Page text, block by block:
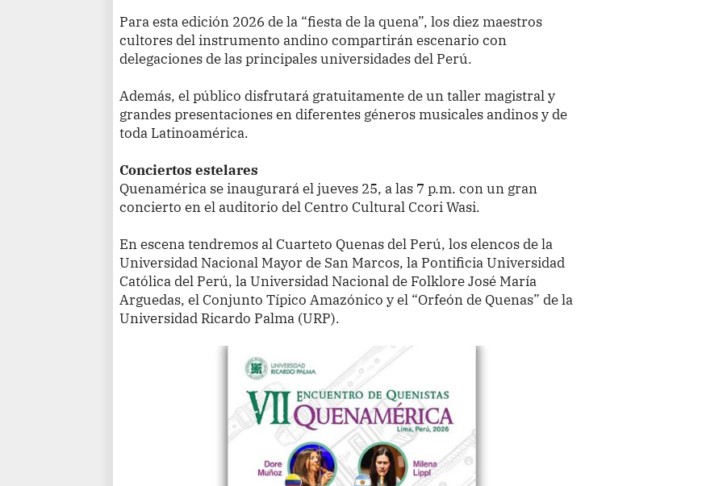
Para esta edición 2026 de la “fiesta de la quena”, los diez maestros
cultores del instrumento andino compartirán escenario con
delegaciones de las principales universidades del Perú.
Además, el público disfrutará gratuitamente de un taller magistral y
grandes presentaciones en diferentes géneros musicales andinos y de
toda Latinoamérica.
Conciertos estelares
Quenamérica se inaugurará el jueves 25, a las 7 p.m. con un gran
concierto en el auditorio del Centro Cultural Ccori Wasi.
En escena tendremos al Cuarteto Quenas del Perú, los elencos de la
Universidad Nacional Mayor de San Marcos, la Pontificia Universidad
Católica del Perú, la Universidad Nacional de Folklore José María
Arguedas, el Conjunto Típico Amazónico y el “Orfeón de Quenas” de la
Universidad Ricardo Palma (URP).